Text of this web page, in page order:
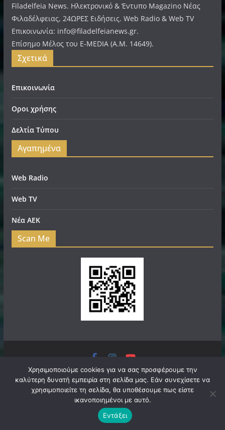
Filadelfeia News. Ηλεκτρονικό & Έντυπο Magazino Νέας
Φιλαδέλφειας, 24ΩΡΕΣ Ειδήσεις. Web Radio & Web TV
Επικοινωνία: info@filadelfeianews.gr.
Επίσημο Μέλος του E-MEDIA (A.M. 14649).
Σχετικά
Επικοινωνία
Οροι χρήσης
Δελτία Τύπου
Αγαπημένα
Web Radio
Web TV
Νέα ΑΕΚ
Scan Me
Πνευματικά Δικαιώματα © 2026filadelfeianews.gr. Τα
πνευματικά δικαιώματα προστατεύονται.
Θέμα:ColorMagαπό ThemeGrill. Κατασκευασμένο με
WordPress
Χρησιμοποιούμε cookies για να σας προσφέρουμε την
καλύτερη δυνατή εμπειρία στη σελίδα μας. Εάν συνεχίσετε να
χρησιμοποιείτε τη σελίδα, θα υποθέσουμε πως είστε
ικανοποιημένοι με αυτό.
Εντάξει